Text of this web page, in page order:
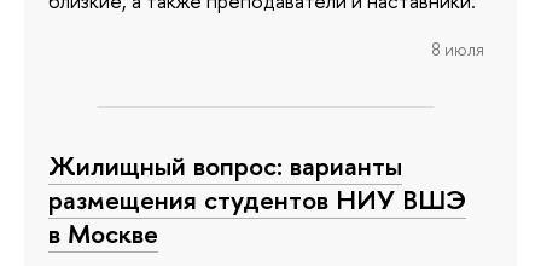
8 июля
Жилищный вопрос: варианты
размещения студентов НИУ ВШЭ
в Москве